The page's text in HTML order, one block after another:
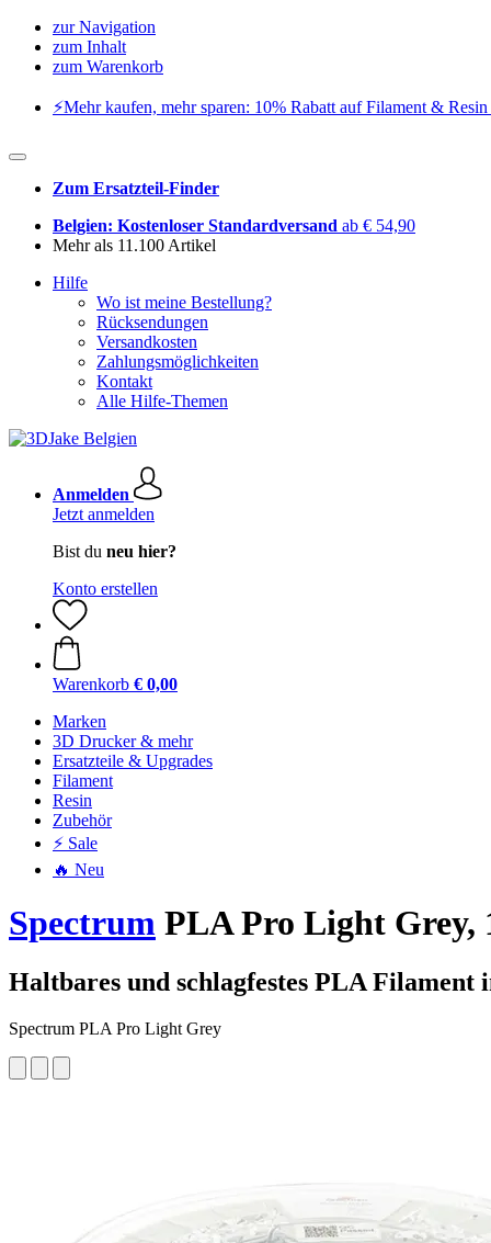
zur Navigation
zum Inhalt
zum Warenkorb
⚡️Mehr kaufen, mehr sparen: 10% Rabatt auf Filament &
Zum Ersatzteil-Finder
Belgien: Kostenloser Standardversand ab € 54,90
Mehr als 11.100 Artikel
Hilfe
Wo ist meine Bestellung?
Rücksendungen
Versandkosten
Zahlungsmöglichkeiten
Kontakt
Alle Hilfe-Themen
Anmelden
Jetzt anmelden
Bist du neu hier?
Konto erstellen
Warenkorb € 0,00
Marken
3D Drucker & mehr
Ersatzteile & Upgrades
Filament
Resin
Zubehör
⚡ Sale
🔥 Neu
Spectrum PLA Pro Light Grey,
Haltbares und schlagfestes PLA Filament
Spectrum PLA Pro Light Grey